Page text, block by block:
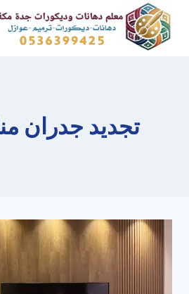
التجاوز
المحتوى
تجديد جدران